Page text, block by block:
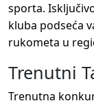
sporta.
kluba podseća
rukometa u
Trenutni
Trenutna